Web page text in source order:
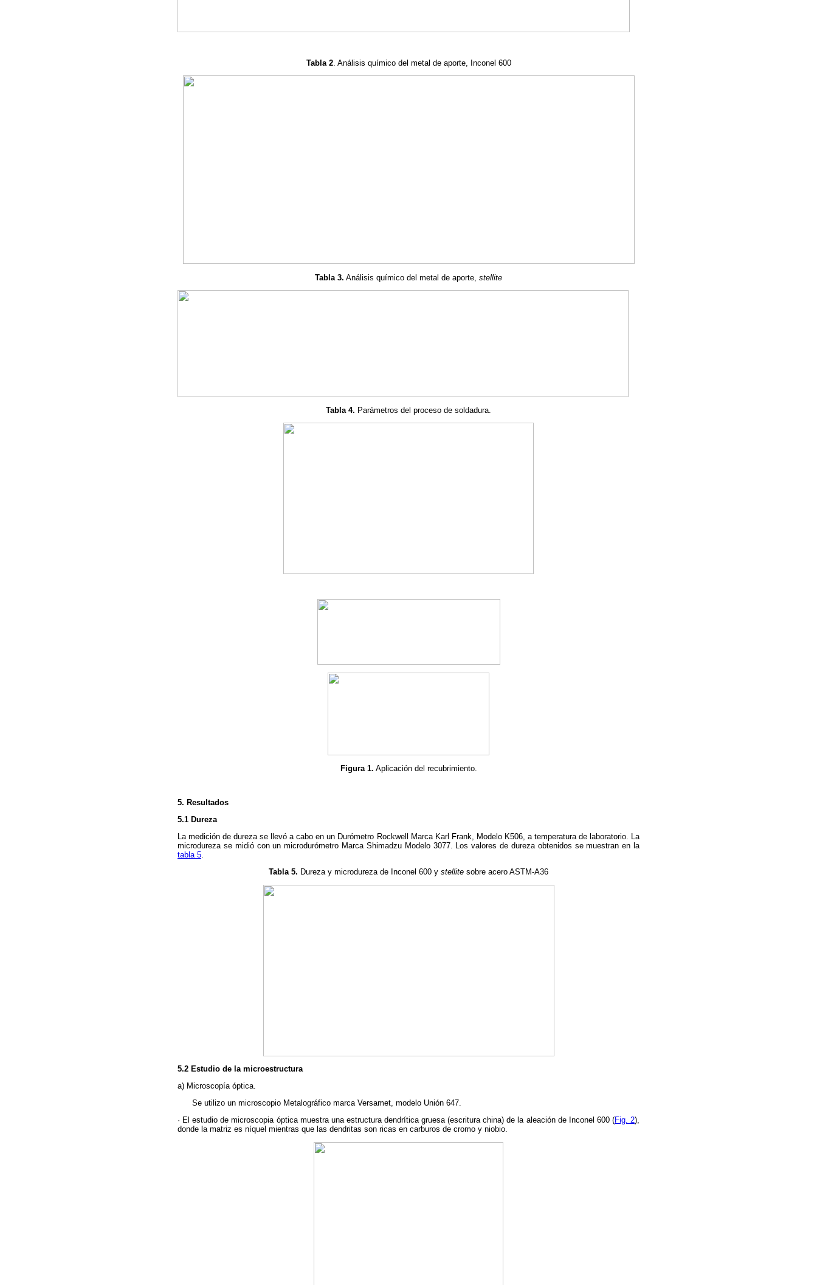
Tabla 2. Análisis químico del metal de aporte, Inconel 600
Tabla 3. Análisis químico del metal de aporte, stellite
Tabla 4. Parámetros del proceso de soldadura.
Figura 1. Aplicación del recubrimiento.
5. Resultados
5.1 Dureza
La medición de dureza se llevó a cabo en un Durómetro Rockwell Marca Karl Frank, Modelo K506, a temperatura de laboratorio. La
microdureza se midió con un microdurómetro Marca Shimadzu Modelo 3077. Los valores de dureza obtenidos se muestran en la
tabla 5.
Tabla 5. Dureza y microdureza de Inconel 600 y stellite sobre acero ASTM-A36
5.2 Estudio de la microestructura
a) Microscopía óptica.
Se utilizo un microscopio Metalográfico marca Versamet, modelo Unión 647.
· El estudio de microscopia óptica muestra una estructura dendrítica gruesa (escritura china) de la aleación de Inconel 600 (Fig. 2),
donde la matriz es níquel mientras que las dendritas son ricas en carburos de cromo y niobio.